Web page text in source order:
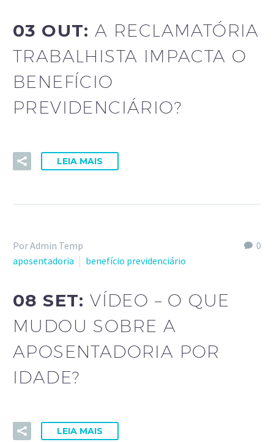
03 OUT:A RECLAMATÓRIA
TRABALHISTA IMPACTA O
BENEFÍCIO
PREVIDENCIÁRIO?
LEIA MAIS
0
Por Admin Temp
aposentadoria
benefício previdenciário
08 SET:VÍDEO – O QUE
MUDOU SOBRE A
APOSENTADORIA POR
IDADE?
LEIA MAIS